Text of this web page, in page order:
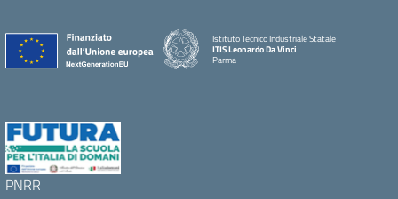
Istituto Tecnico Industriale Statale
ITIS Leonardo Da Vinci
Parma
PNRR